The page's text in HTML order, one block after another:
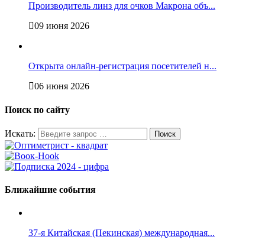
Производитель линз для очков Макрона объ...
09 июня 2026
Открыта онлайн-регистрация посетителей н...
06 июня 2026
Поиск по сайту
Искать:
Ближайшие события
37-я Китайская (Пекинская) международная...